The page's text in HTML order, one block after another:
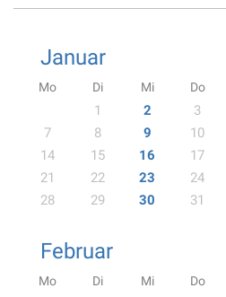
Januar
Mo Di Mi Do
1 2 3
7
8 9 10
14
15 16 17
21
22 23 24
28
29 30 31
Februar
Mo Di Mi Do